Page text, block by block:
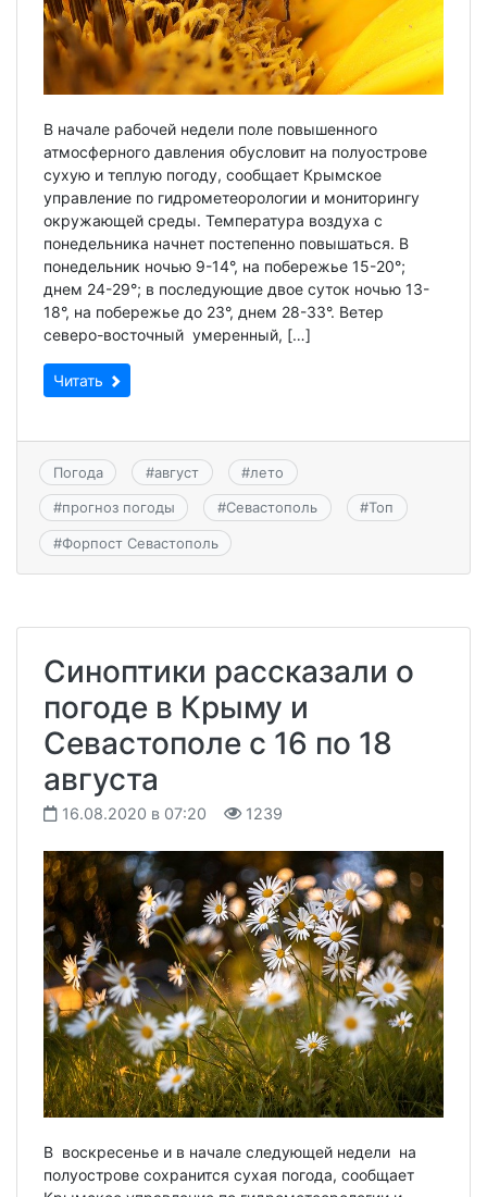
В начале рабочей недели поле повышенного
атмосферного давления обусловит на полуострове
сухую и теплую погоду, сообщает Крымское
управление по гидрометеорологии и мониторингу
окружающей среды. Температура воздуха с
понедельника начнет постепенно повышаться. В
понедельник ночью 9-14°, на побережье 15-20°;
днем 24-29°; в последующие двое суток ночью 13-
18°, на побережье до 23°, днем 28-33°. Ветер
северо-восточный умеренный, […]
Читать
Погода #август #лето
#прогноз погоды #Севастополь #Топ
#Форпост Севастополь
Синоптики рассказали о
погоде в Крыму и
Севастополе с 16 по 18
августа
16.08.2020 в 07:20 1239
В воскресенье и в начале следующей недели на
полуострове сохранится сухая погода, сообщает